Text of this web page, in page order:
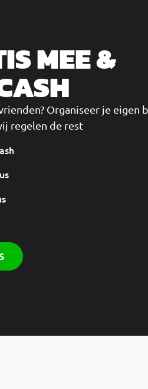
MEE &
Organiseer je eigen
regelen de rest